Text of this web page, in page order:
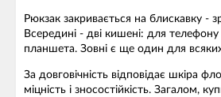
Рюкзак закривається на блискавку -
Всередині - дві кишені: для телефону
планшета. Зовні є ще один для
За довговічність відповідає шкіра
міцність і зносостійкість. Загалом,